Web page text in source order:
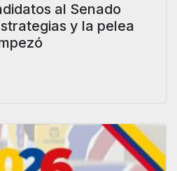
al Senado
y la pelea